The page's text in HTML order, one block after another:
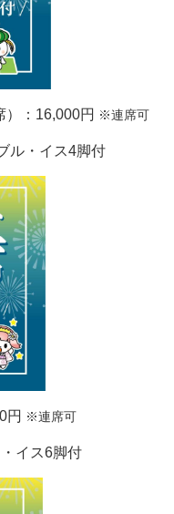
）：16,000円 ※連席可
ル・イス4脚付
円 ※連席可
イス6脚付